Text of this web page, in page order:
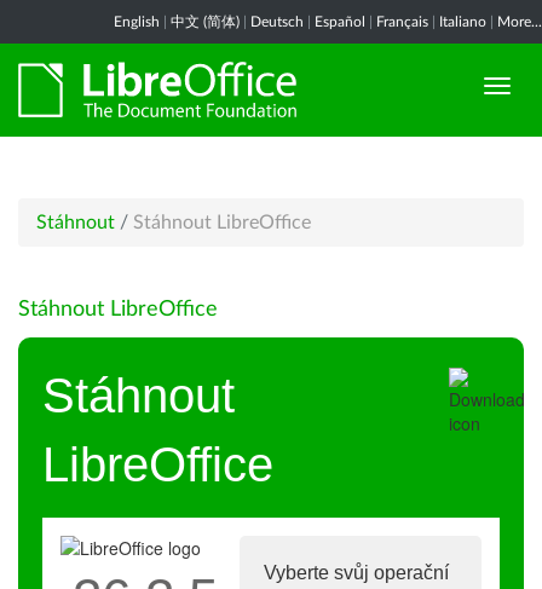
English 中文 (简体) Deutsch Español Français Italiano More...
Stáhnout / Stáhnout LibreOffice
Stáhnout LibreOffice
Stáhnout
LibreOffice
Vyberte svůj operační